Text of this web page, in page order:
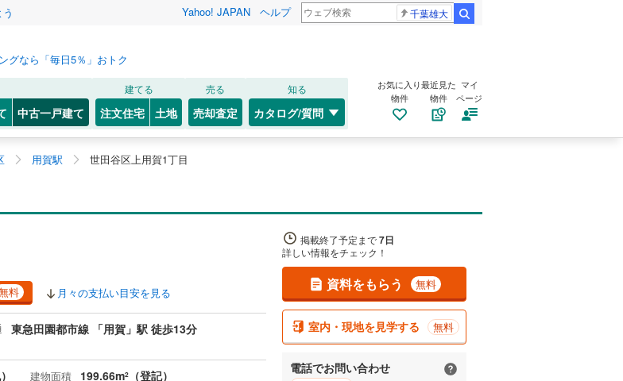
Yahoo! JAPAN ヘルプ 千葉雄大
グなら「毎日5％」おトク
中古一戸建て
建てる
注文住宅 土地
売る
売却査定
知る
カタログ/質問
お気に入り
物件
最近見た
物件
マイ
ページ
用賀駅 世田谷区上用賀1丁目
料 月々の支払い目安を見る
東急田園都市線 「用賀」駅 徒歩13分
建物面積 199.66m2 （登記）
掲載終了予定まで7日
詳しい情報をチェック！
資料をもらう 無料
室内・現地を見学する 無料
電話でお問い合わせ